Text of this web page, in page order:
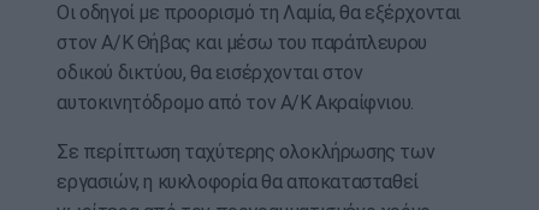
Οι οδηγοί με προορισμό τη Λαμία, θα εξέρχονται
στον Α/Κ Θήβας και μέσω του παράπλευρου
οδικού δικτύου, θα εισέρχονται στον
αυτοκινητόδρομο από τον Α/Κ Ακραίφνιου.
Σε περίπτωση ταχύτερης ολοκλήρωσης των
εργασιών, η κυκλοφορία θα αποκατασταθεί